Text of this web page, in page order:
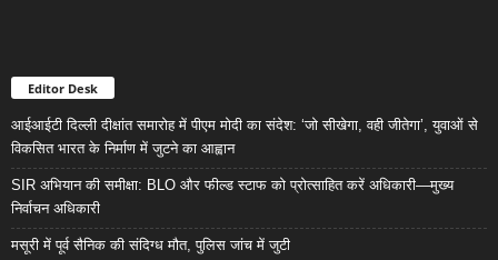
Editor Desk
आईआईटी दिल्ली दीक्षांत समारोह में पीएम मोदी का संदेश: ‘जो सीखेगा, वही जीतेगा’, युवाओं से
विकसित भारत के निर्माण में जुटने का आह्वान
SIR अभियान की समीक्षा: BLO और फील्ड स्टाफ को प्रोत्साहित करें अधिकारी—मुख्य
निर्वाचन अधिकारी
मसूरी में पूर्व सैनिक की संदिग्ध मौत, पुलिस जांच में जुटी